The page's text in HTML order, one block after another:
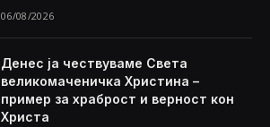
06/08/2026
Денес ја чествуваме Света
великомаченичка Христина –
пример за храброст и верност кон
Христа